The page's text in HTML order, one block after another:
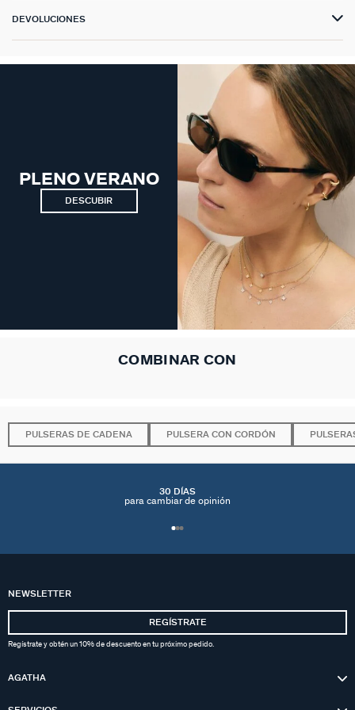
DEVOLUCIONES
PLENO VERANO
DESCUBIR
COMBINAR CON
PULSERAS DE CADENA PULSERA CON CORDÓN
30 DÍAS
para cambiar de opinión
NEWSLETTER
REGÍSTRATE
Regístrate y obtén un 10% de descuento en tu próximo pedido.
AGATHA